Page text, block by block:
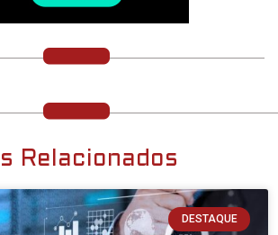
Relacionados
DESTAQUE